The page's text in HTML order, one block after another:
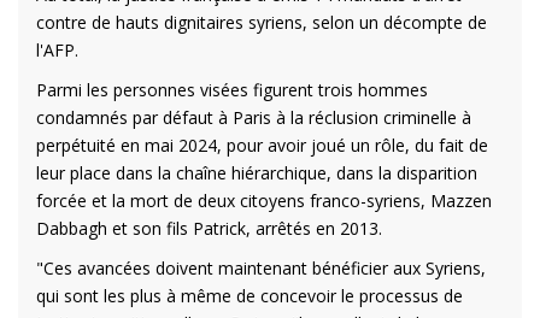
contre de hauts dignitaires syriens, selon un décompte de
l'AFP.
Parmi les personnes visées figurent trois hommes
condamnés par défaut à Paris à la réclusion criminelle à
perpétuité en mai 2024, pour avoir joué un rôle, du fait de
leur place dans la chaîne hiérarchique, dans la disparition
forcée et la mort de deux citoyens franco-syriens, Mazzen
Dabbagh et son fils Patrick, arrêtés en 2013.
"Ces avancées doivent maintenant bénéficier aux Syriens,
qui sont les plus à même de concevoir le processus de